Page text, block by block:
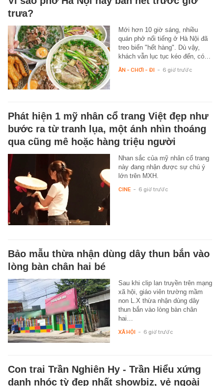
trưa?
Mới hơn 10 giờ sáng, nhiều
quán phở nổi tiếng ở Hà Nội đã
treo biển "hết hàng". Dù vậy,
khách vẫn lục tục kéo đến, có…
ĂN - CHƠI - ĐI - 6 giờ trước
Phát hiện 1 mỹ nhân cổ trang Việt đẹp như
bước ra từ tranh lụa, một ánh nhìn thoáng
qua cũng mê hoặc hàng triệu người
Nhan sắc của mỹ nhân cổ trang
này đang nhận được sự chú ý
lớn trên MXH.
CINE - 6 giờ trước
Bảo mẫu thừa nhận dùng dây thun bắn vào
lòng bàn chân hai bé
Sau khi clip lan truyền trên mạng
xã hội, giáo viên trường mầm
non L.X thừa nhận dùng dây
thun bắn vào lòng bàn chân
hai…
XÃ HỘI - 6 giờ trước
Con trai Trần Nghiên Hy - Trần Hiểu xứng
danh nhóc tỳ đẹp nhất showbiz, vẻ ngoài